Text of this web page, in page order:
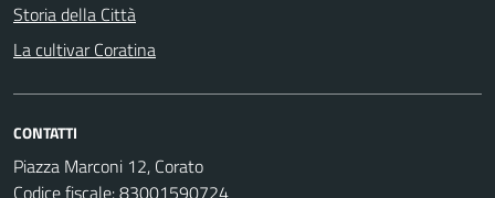
Storia della Città
La cultivar Coratina
CONTATTI
Piazza Marconi 12, Corato
Codice fiscale: 83001590724